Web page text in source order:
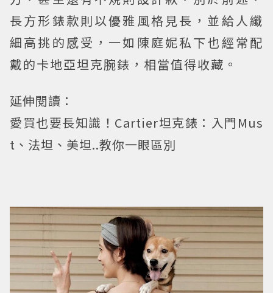
長方形錶款則以優雅風格見長，並給人纖
細高挑的感受，一如陳庭妮私下也經常配
戴的卡地亞坦克腕錶，相當值得收藏。
延伸閱讀：
愛買也要長知識！Cartier坦克錶：入門Mus
t、法坦、美坦..教你一眼區別